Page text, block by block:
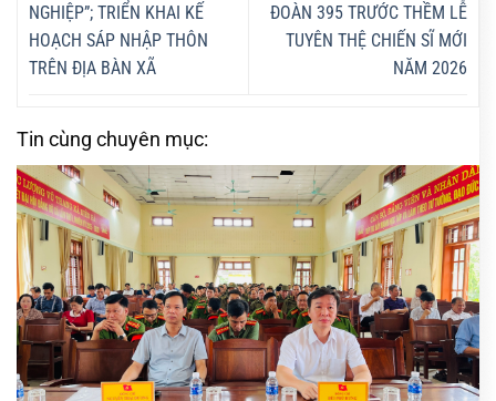
NGHIỆP”; TRIỂN KHAI KẾ
HOẠCH SÁP NHẬP THÔN
TRÊN ĐỊA BÀN XÃ
ĐOÀN 395 TRƯỚC THỀM LỄ
TUYÊN THỆ CHIẾN SĨ MỚI
NĂM 2026
Tin cùng chuyên mục: